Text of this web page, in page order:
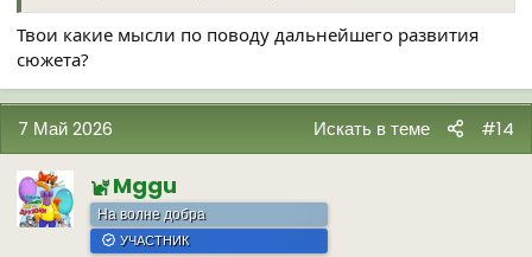
Твои какие мысли по поводу дальнейшего развития
сюжета?
7 Май 2026 Искать в теме #14
Mggu
На волне добра
УЧАСТНИК